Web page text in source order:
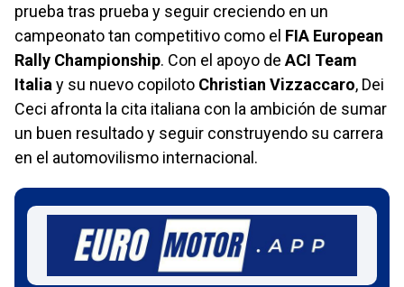
prueba tras prueba y seguir creciendo en un
campeonato tan competitivo como el FIA European
Rally Championship. Con el apoyo de ACI Team
Italia y su nuevo copiloto Christian Vizzaccaro, Dei
Ceci afronta la cita italiana con la ambición de sumar
un buen resultado y seguir construyendo su carrera
en el automovilismo internacional.